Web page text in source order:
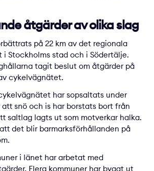
åtgärder av olika slag
på 22 km av det regionala
Stockholms stad och i Södertälje.
tagit beslut om åtgärder på
cykelvägnätet.
har sopsaltats under
snö och is har borstats bort från
saltlag lagts ut som motverkar halka.
det blir barmarksförhållanden på
i länet har arbetat med
Flera kommuner har byggt ut